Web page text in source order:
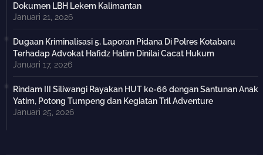
Dokumen LBH Lekem Kalimantan
Januari 21, 2026
Dugaan Kriminalisasi 5, Laporan Pidana Di Polres Kotabaru
Terhadap Advokat Hafidz Halim Dinilai Cacat Hukum
Januari 17, 2026
Rindam III Siliwangi Rayakan HUT ke-66 dengan Santunan Anak
Yatim, Potong Tumpeng dan Kegiatan Tril Adventure
Januari 25, 2026